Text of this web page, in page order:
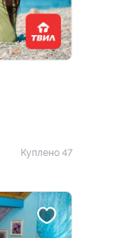
Куплено 47